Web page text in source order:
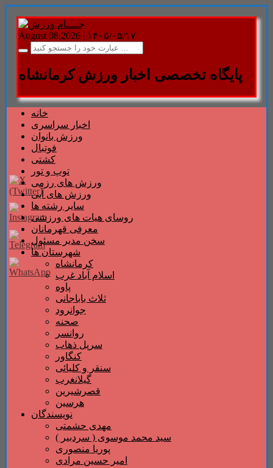
August 08,2026 | ۱۴۰۵/۰۵/۱۷
پایگاه تخصصی اخبار ورزش کرمانشاه
خانه
اخبار سراسری
ورزش بانوان
فوتبال
کشتی
توپ و تور
ورزش های رزمی
ورزش های آبی
سایر رشته ها
روسای هیات های ورزشی
معرفی قهرمانان
سخن مدیر مسئول
شهرستان ها
کرمانشاه
اسلام آباد غرب
پاوه
ثلاث باباجانی
جوانرود
صحنه
روانسر
سرپل ذهاب
کنگاور
سنقر و کلیائی
گیلانغرب
قصرشیرین
هرسین
نویسندگان
مهدی حشمتی
سید محمد موسوی ( سردبیر )
پوریا منصوری
امیر حسین مرادی